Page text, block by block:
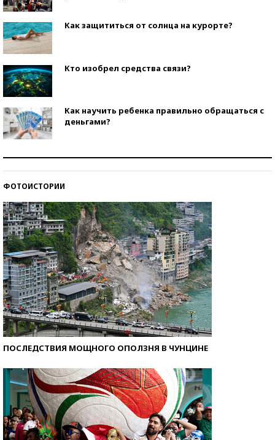
Как защититься от солнца на курорте?
Кто изобрел средства связи?
Как научить ребенка правильно обращаться с
деньгами?
ФОТОИСТОРИИ
ПОСЛЕДСТВИЯ МОЩНОГО ОПОЛЗНЯ В ЧУНЦИНЕ